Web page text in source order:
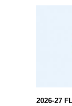
2026-27